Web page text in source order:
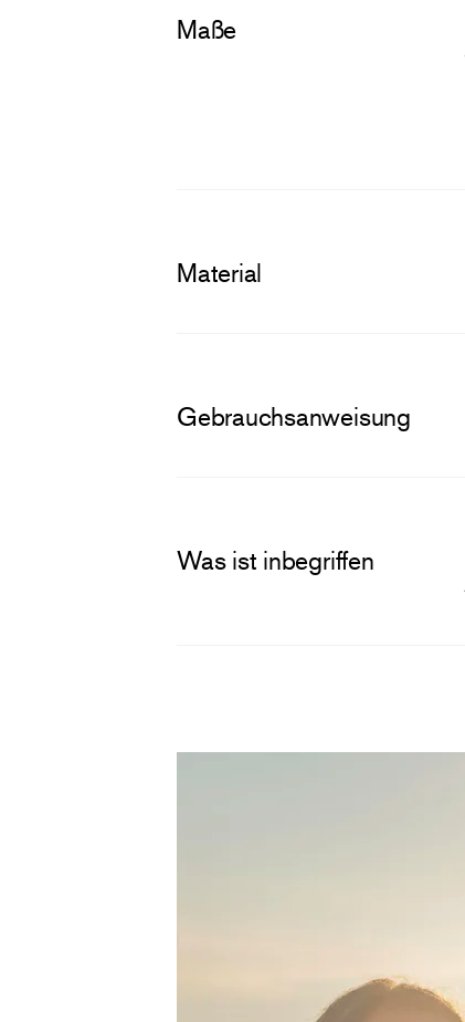
Maße
Material
Gebrauchsanweisung
Was ist inbegriffen